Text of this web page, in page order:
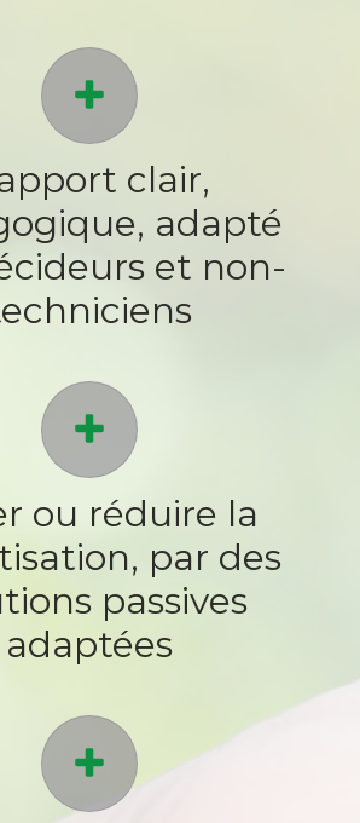
clair,
adapté
et non-
ou réduire la
par des
passives
adaptées